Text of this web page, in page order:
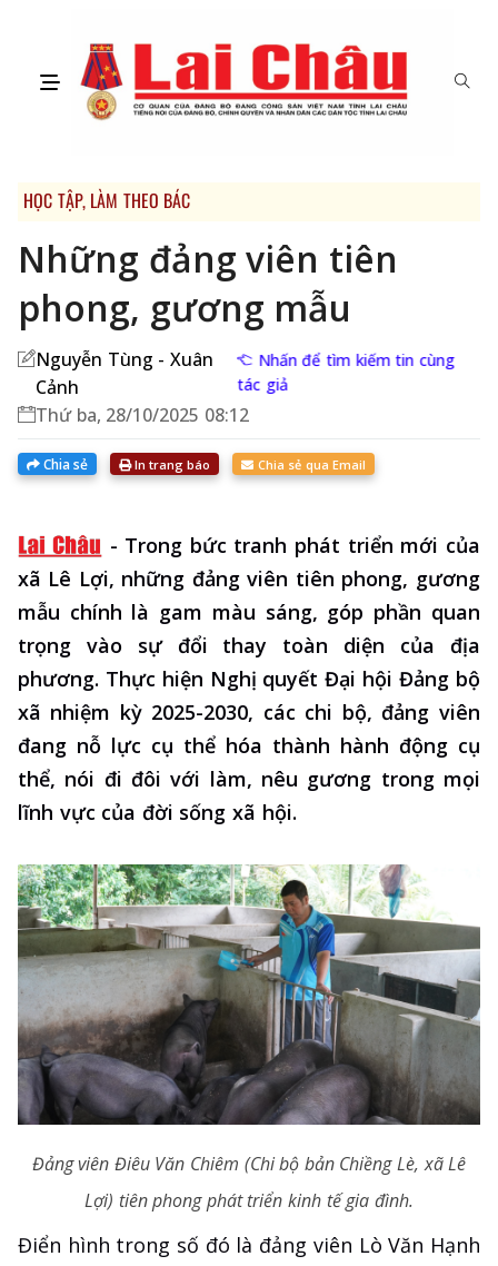
HỌC TẬP, LÀM THEO BÁC
Những đảng viên tiên
phong, gương mẫu
Nguyễn Tùng - Xuân
Cảnh
Nhấn để tìm kiếm tin cùng
tác giả
Thứ ba, 28/10/2025 08:12
Chia sẻ In trang báo Chia sẻ qua Email
- Trong bức tranh phát triển mới của
xã Lê Lợi, những đảng viên tiên phong, gương
mẫu chính là gam màu sáng, góp phần quan
trọng vào sự đổi thay toàn diện của địa
phương. Thực hiện Nghị quyết Đại hội Đảng bộ
xã nhiệm kỳ 2025-2030, các chi bộ, đảng viên
đang nỗ lực cụ thể hóa thành hành động cụ
thể, nói đi đôi với làm, nêu gương trong mọi
lĩnh vực của đời sống xã hội.
Đảng viên Điêu Văn Chiêm (Chi bộ bản Chiềng Lè, xã Lê
Lợi) tiên phong phát triển kinh tế gia đình.
Điển hình trong số đó là đảng viên Lò Văn Hạnh